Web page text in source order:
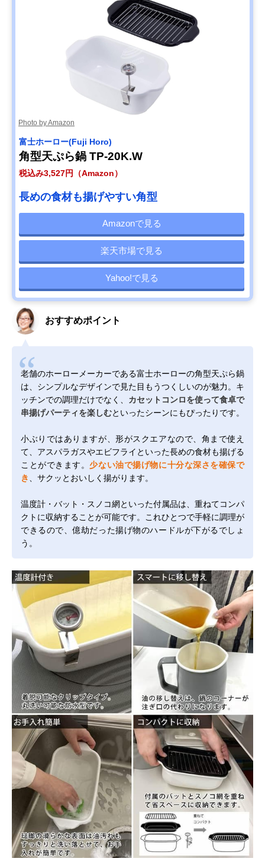
Photo by Amazon
‎富士ホーロー(Fuji Horo)
角型天ぷら鍋 TP-20K.W
税込み3,527円（Amazon）
長めの食材も揚げやすい角型
Amazonで見る
楽天市場で見る
Yahoo!で見る
おすすめポイント
老舗のホーローメーカーである富士ホーローの角型天ぷら鍋
は、シンプルなデザインで見た目もうつくしいのが魅力。キ
ッチンでの調理だけでなく、 カセットコンロを使って食卓で
串揚げパーティを楽しむといったシーンにもぴったりです。
小ぶりではありますが、形がスクエアなので、角まで使え
て、アスパラガスやエビフライといった長めの食材も揚げる
ことができます。少ない油で揚げ物に十分な深さを確保で
き
、サクッとおいしく揚がります。
温度計・バット・スノコ網といった付属品は、重ねてコンパ
クトに収納することが可能です。これひとつで手軽に調理が
できるので、億劫だった揚げ物のハードルが下がるでしょ
う。